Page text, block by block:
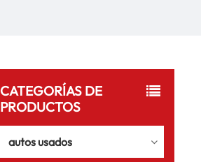
CATEGORÍAS DE
PRODUCTOS
autos usados